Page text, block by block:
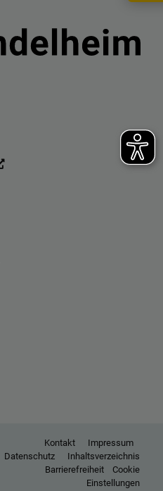
Kontakt
Impressum
Datenschutz
Inhaltsverzeichnis
Barrierefreiheit
Cookie
Einstellungen